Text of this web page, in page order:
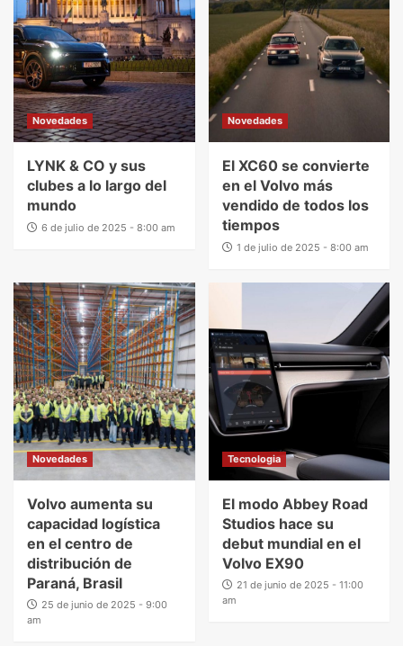
Novedades
LYNK & CO y sus
clubes a lo largo del
mundo
6 de julio de 2025 - 8:00 am
Novedades
El XC60 se convierte
en el Volvo más
vendido de todos los
tiempos
1 de julio de 2025 - 8:00 am
Novedades
Volvo aumenta su
capacidad logística
en el centro de
distribución de
Paraná, Brasil
25 de junio de 2025 - 9:00
am
Tecnologia
El modo Abbey Road
Studios hace su
debut mundial en el
Volvo EX90
21 de junio de 2025 - 11:00
am